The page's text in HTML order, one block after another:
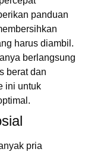
panduan
harus diambil.
berlangsung
berat dan
ini untuk
pria